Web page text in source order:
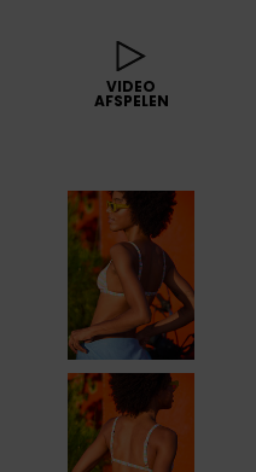
VIDEO
AFSPELEN